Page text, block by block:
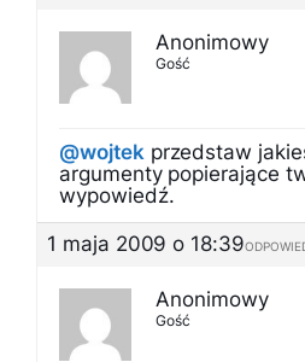
Anonimowy
Gość
@wojtekprzedstaw
argumenty popierające
wypowiedź.
1 maja 2009 o 18:39
Anonimowy
Gość